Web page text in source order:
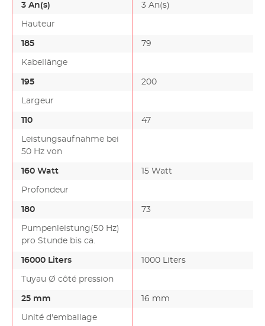
3 An(s) 3 An(s)
Hauteur
185 79
Kabellänge
195 200
Largeur
110 47
Leistungsaufnahme bei
50 Hz von
160 Watt 15 Watt
Profondeur
180 73
Pumpenleistung(50 Hz)
pro Stunde bis ca.
16000 Liters 1000 Liters
Tuyau Ø côté pression
25 mm 16 mm
Unité d'emballage